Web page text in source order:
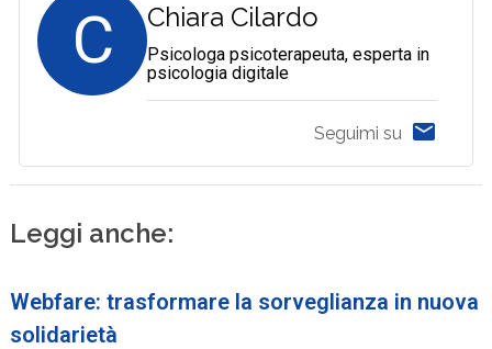
C Chiara Cilardo
Psicologa psicoterapeuta, esperta in
psicologia digitale
Seguimi su
Leggi anche:
Webfare: trasformare la sorveglianza in nuova
solidarietà